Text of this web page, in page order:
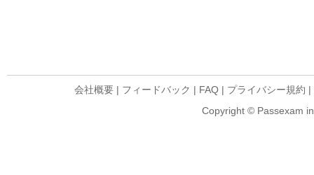
会社概要 | フィードバック | FAQ | プライバシー規約 |
Copyright © Passexam